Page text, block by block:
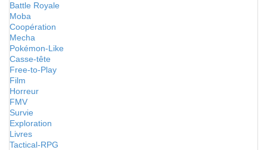
Battle Royale
Moba
Coopération
Mecha
Pokémon-Like
Casse-tête
Free-to-Play
Film
Horreur
FMV
Survie
Exploration
Livres
Tactical-RPG